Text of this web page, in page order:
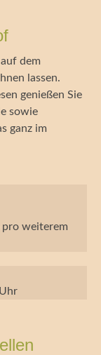
dem
lassen.
genießen Sie
sowie
ganz im
pro weiterem